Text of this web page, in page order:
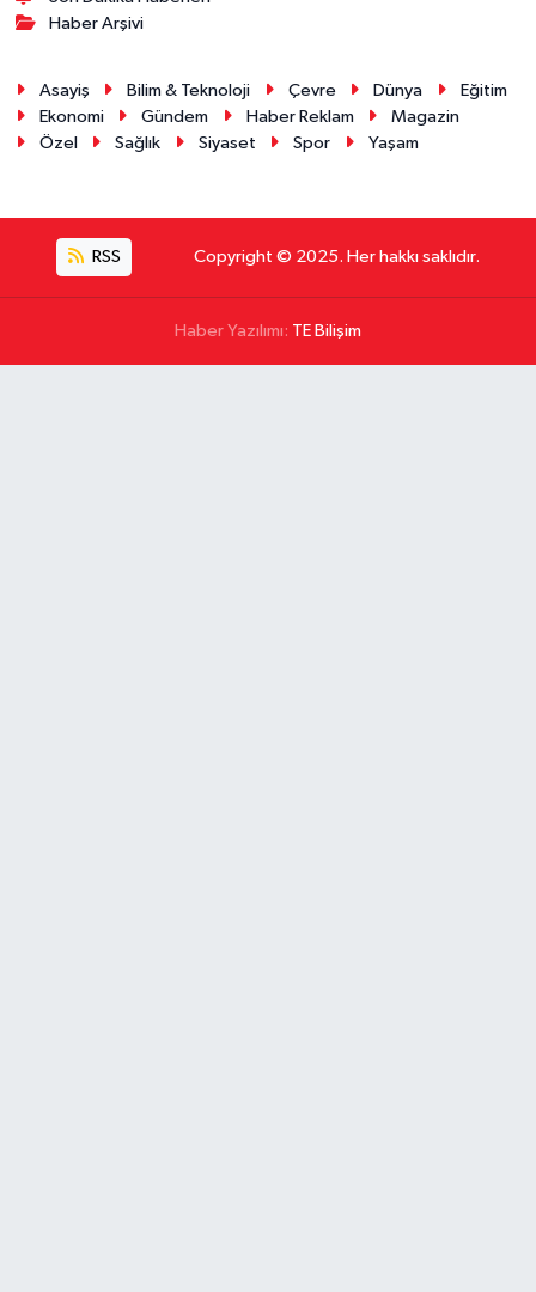
Haber Arşivi
Asayiş Bilim & Teknoloji Çevre Dünya
Eğitim
Ekonomi
Gündem Haber Reklam
Magazin
Özel
Sağlık Siyaset Spor Yaşam
RSS Copyright © 2025. Her hakkı saklıdır.
Haber Yazılımı: TE Bilişim